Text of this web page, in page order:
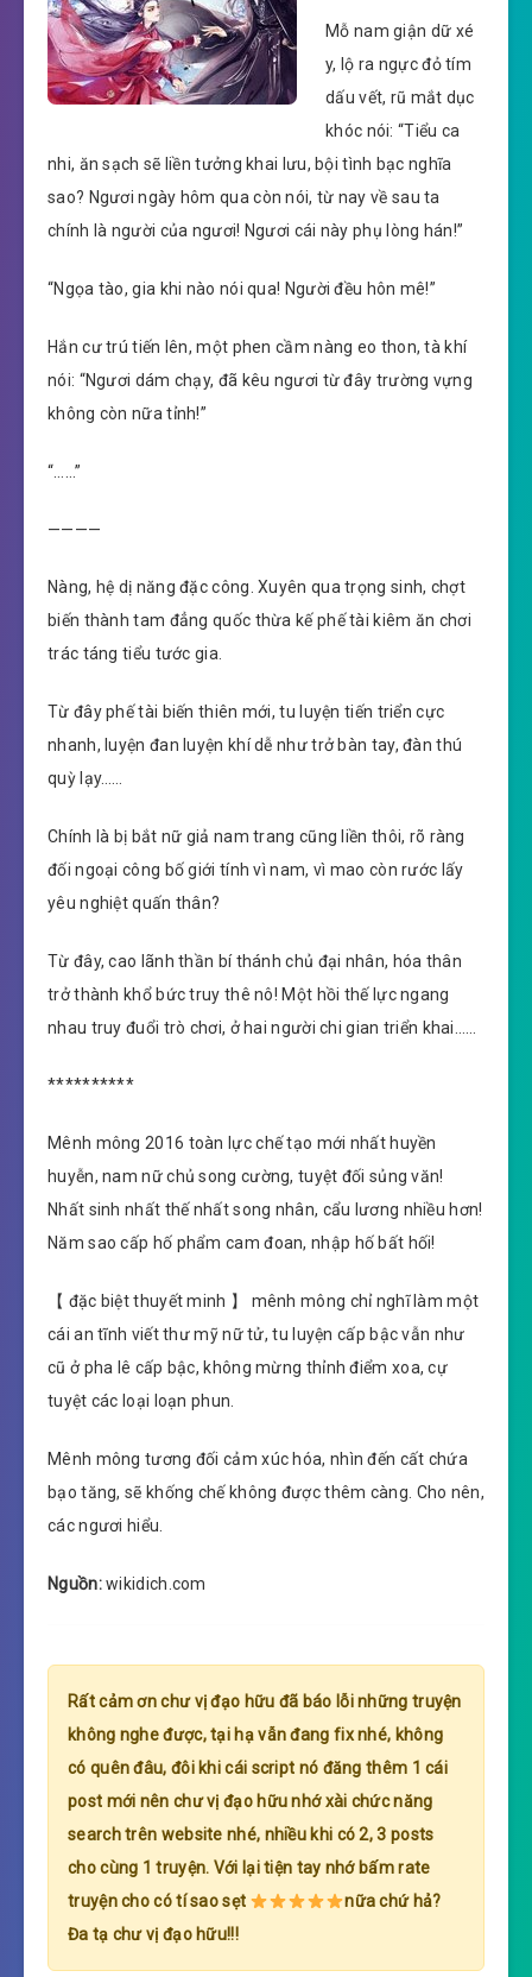
Mỗ nam giận dữ xé
y, lộ ra ngực đỏ tím
dấu vết, rũ mắt dục
khóc nói: “Tiểu ca
nhi, ăn sạch sẽ liền tưởng khai lưu, bội tình bạc nghĩa
sao? Ngươi ngày hôm qua còn nói, từ nay về sau ta
chính là người của ngươi! Ngươi cái này phụ lòng hán!”
“Ngọa tào, gia khi nào nói qua! Người đều hôn mê!”
Hắn cư trú tiến lên, một phen cầm nàng eo thon, tà khí
nói: “Ngươi dám chạy, đã kêu ngươi từ đây trường vựng
không còn nữa tỉnh!”
“……”
————
Nàng, hệ dị năng đặc công. Xuyên qua trọng sinh, chợt
biến thành tam đẳng quốc thừa kế phế tài kiêm ăn chơi
trác táng tiểu tước gia.
Từ đây phế tài biến thiên mới, tu luyện tiến triển cực
nhanh, luyện đan luyện khí dễ như trở bàn tay, đàn thú
quỳ lạy……
Chính là bị bắt nữ giả nam trang cũng liền thôi, rõ ràng
đối ngoại công bố giới tính vì nam, vì mao còn rước lấy
yêu nghiệt quấn thân?
Từ đây, cao lãnh thần bí thánh chủ đại nhân, hóa thân
trở thành khổ bức truy thê nô! Một hồi thế lực ngang
nhau truy đuổi trò chơi, ở hai người chi gian triển khai……
**********
Mênh mông 2016 toàn lực chế tạo mới nhất huyền
huyễn, nam nữ chủ song cường, tuyệt đối sủng văn!
Nhất sinh nhất thế nhất song nhân, cẩu lương nhiều hơn!
Năm sao cấp hố phẩm cam đoan, nhập hố bất hối!
【 đặc biệt thuyết minh 】 mênh mông chỉ nghĩ làm một
cái an tĩnh viết thư mỹ nữ tử, tu luyện cấp bậc vẫn như
cũ ở pha lê cấp bậc, không mừng thỉnh điểm xoa, cự
tuyệt các loại loạn phun.
Mênh mông tương đối cảm xúc hóa, nhìn đến cất chứa
bạo tăng, sẽ khống chế không được thêm càng. Cho nên,
các ngươi hiểu.
Nguồn:wikidich.com
Rất cảm ơn chư vị đạo hữu đã báo lỗi những truyện
không nghe được, tại hạ vẫn đang fix nhé, không
có quên đâu, đôi khi cái script nó đăng thêm 1 cái
post mới nên chư vị đạo hữu nhớ xài chức năng
search trên website nhé, nhiều khi có 2, 3 posts
cho cùng 1 truyện. Với lại tiện tay nhớ bấm rate
truyện cho có tí sao sẹt
nữa chứ hả?
Đa tạ chư vị đạo hữu!!!